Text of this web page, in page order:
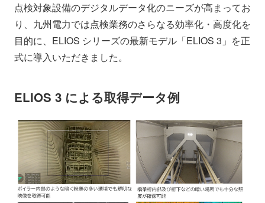
点検対象設備のデジタルデータ化のニーズが高まってお
り、九州電力では点検業務のさらなる効率化・高度化を
目的に、ELIOS シリーズの最新モデル「ELIOS 3」を正
式に導入いただきました。
ELIOS 3 による取得データ例